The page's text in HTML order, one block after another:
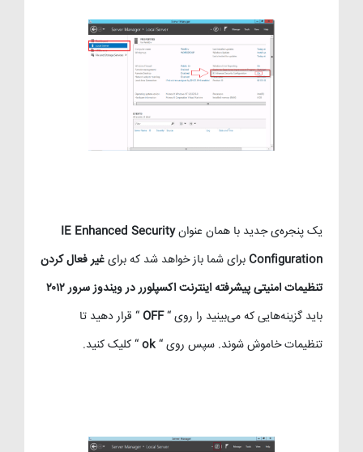
یک پنجره‌ی جدید با همان عنوانIE Enhanced Security
Configuration برای شما باز خواهد شد که برایغیر فعال کردن
تنظیمات امنیتی پیشرفته اینترنت اکسپلورر در ویندوز سرور ۲۰۱۲
باید گزینه‌هایی که می‌بینید را روی “OFF “ قرار دهید تا
تنظیمات خاموش شوند. سپس روی “ok“ کلیک کنید.